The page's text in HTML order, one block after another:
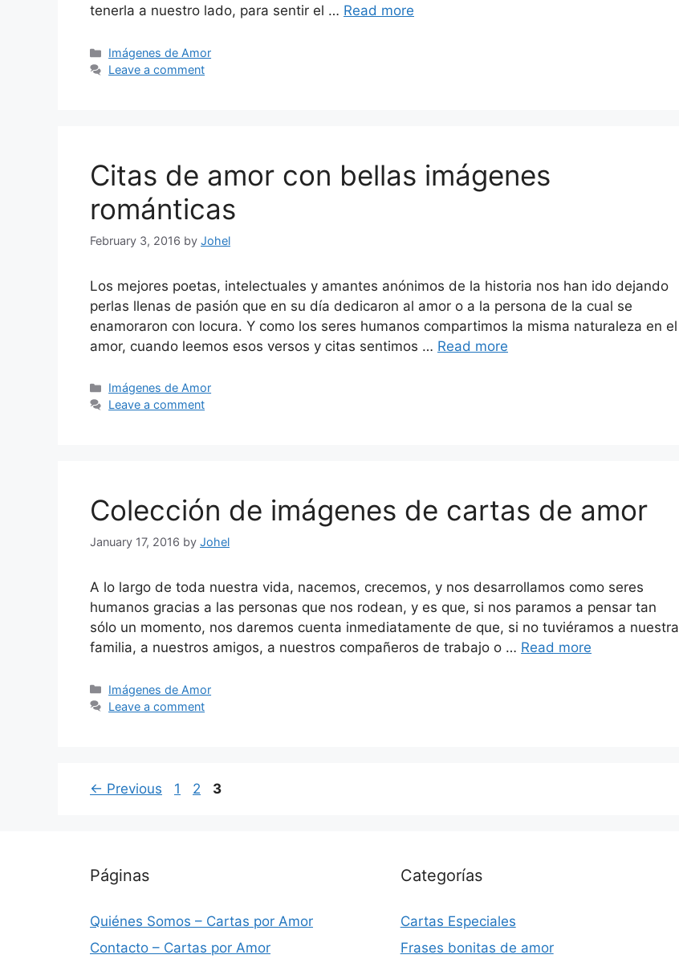
tenerla a nuestro lado, para sentir el … Read more
Categories
Imágenes de Amor
Leave a comment
Citas de amor con bellas imágenes
románticas
February 3, 2016 by Johel
Los mejores poetas, intelectuales y amantes anónimos de la historia nos han ido dejando
perlas llenas de pasión que en su día dedicaron al amor o a la persona de la cual se
enamoraron con locura. Y como los seres humanos compartimos la misma naturaleza en el
amor, cuando leemos esos versos y citas sentimos … Read more
Categories
Imágenes de Amor
Leave a comment
Colección de imágenes de cartas de amor
January 17, 2016 by Johel
A lo largo de toda nuestra vida, nacemos, crecemos, y nos desarrollamos como seres
humanos gracias a las personas que nos rodean, y es que, si nos paramos a pensar tan
sólo un momento, nos daremos cuenta inmediatamente de que, si no tuviéramos a nuestra
familia, a nuestros amigos, a nuestros compañeros de trabajo o … Read more
Categories
Imágenes de Amor
Leave a comment
← Previous Page
1 Page
2 Page
3
Páginas
Quiénes Somos – Cartas por Amor
Contacto – Cartas por Amor
Categorías
Cartas Especiales
Frases bonitas de amor